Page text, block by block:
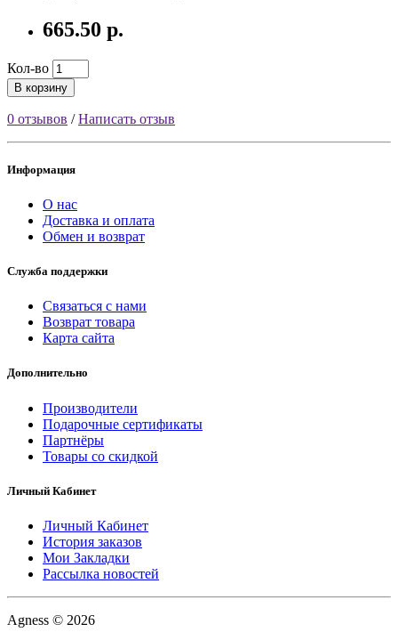
665.50 р.
Кол-во
В корзину
0 отзывов /Написать отзыв
Информация
О нас
Доставка и оплата
Обмен и возврат
Служба поддержки
Связаться с нами
Возврат товара
Карта сайта
Дополнительно
Производители
Подарочные сертификаты
Партнёры
Товары со скидкой
Личный Кабинет
Личный Кабинет
История заказов
Мои Закладки
Рассылка новостей
Agness © 2026